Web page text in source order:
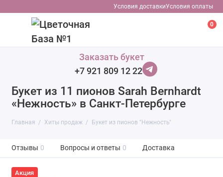
Условия доставкиУсловия оплаты
0
Заказать букет
+7 921 809 12 22
Букет из 11 пионов Sarah Bernhardt
«Нежность» в Санкт-Петербурге
Главная Хиты продаж Букет из пионов "Нежность"
Отзывы 0 Вопросы и ответы 0 Доставка
Акция